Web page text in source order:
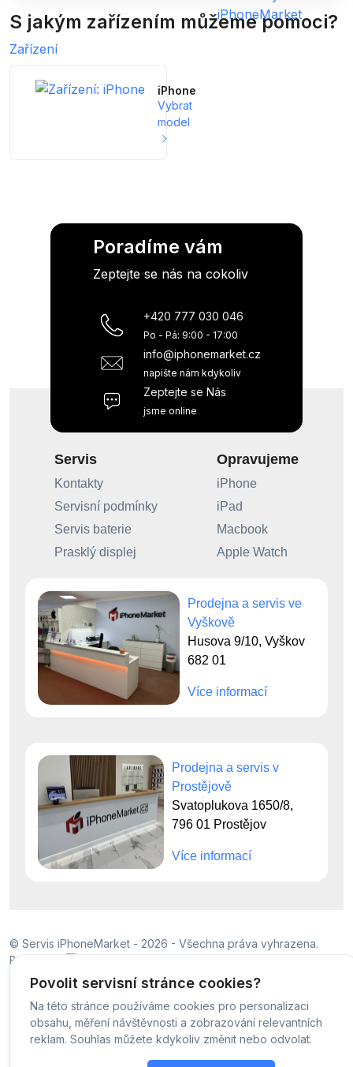
S jakým zařízením můžeme pomoci?
Zařízení
iPhone
Vybrat
model
Povolit servisní stránce cookies?
Na této stránce používáme cookies pro personalizaci
obsahu, měření návštěvnosti a zobrazování relevantních
reklam. Souhlas můžete kdykoliv změnit nebo odvolat.
Poradíme vám
Zeptejte se nás na cokoliv
+420 777 030 046
Po - Pá: 9:00 - 17:00
info@iphonemarket.cz
napište nám kdykoliv
Zeptejte se Nás
jsme online
Servis
Kontakty
Servisní podmínky
Servis baterie
Prasklý displej
Opravujeme
iPhone
iPad
Macbook
Apple Watch
Prodejna a servis ve
Vyškově
Husova 9/10, Vyškov
682 01
Více informací
Prodejna a servis v
Prostějově
Svatoplukova 1650/8,
796 01 Prostějov
Více informací
© Servis iPhoneMarket - 2026 - Všechna práva vyhrazena.
Běžíme na